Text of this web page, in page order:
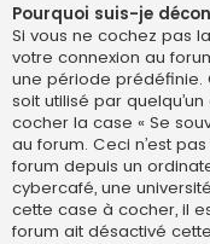
Pourquoi suis-je
Si vous ne cochez pas
votre connexion au
une période prédéfinie.
soit utilisé par
cocher la case « Se
au forum. Ceci n’est
forum depuis un
cybercafé, une
cette case à cocher, il
forum ait désactivé